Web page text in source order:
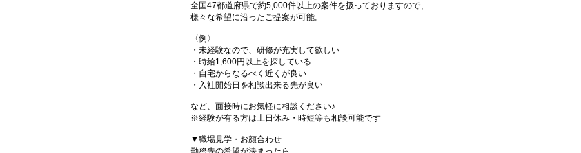
全国47都道府県で約5,000件以上の案件を扱っておりますので、
様々な希望に沿ったご提案が可能。
〈例〉
・未経験なので、研修が充実して欲しい
・時給1,600円以上を探している
・自宅からなるべく近くが良い
・入社開始日を相談出来る先が良い
など、面接時にお気軽に相談ください♪
※経験が有る方は土日休み・時短等も相談可能です
▼職場見学・お顔合わせ
勤務先の希望が決まったら